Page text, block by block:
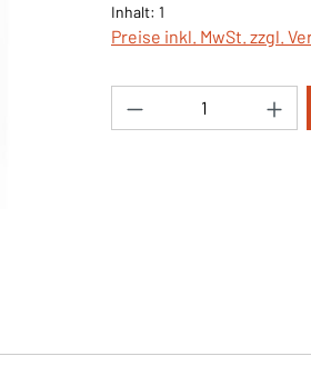
Inhalt: 1
Preise inkl. MwSt. zzgl.
Produkt